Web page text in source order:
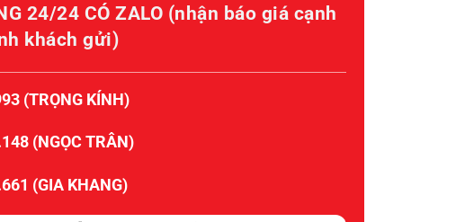
24/24 CÓ ZALO (nhận báo giá cạnh
khách gửi)
(TRỌNG KÍNH)
(NGỌC TRÂN)
(GIA KHANG)